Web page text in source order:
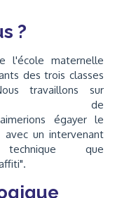
?
l'école maternelle
des trois classes
travaillons sur
de
égayer le
un intervenant
que